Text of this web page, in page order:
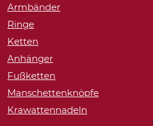
Armbänder
Ringe
Ketten
Anhänger
Fußketten
Manschettenknöpfe
Krawattennadeln